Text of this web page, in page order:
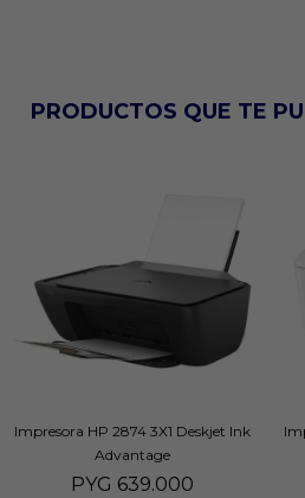
PRODUCTOS QUE TE
Impresora HP 2874 3X1 Deskjet Ink
Advantage
PYG 639.000